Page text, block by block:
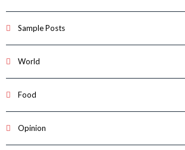
Sample Posts
World
Food
Opinion